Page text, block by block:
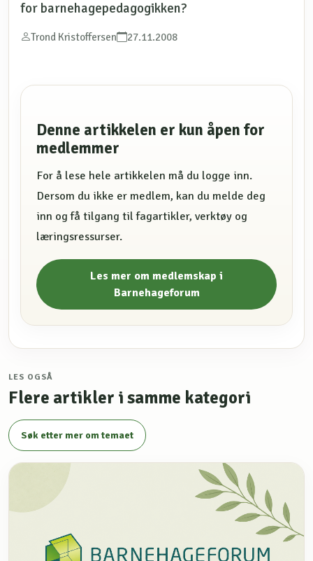
for barnehagepedagogikken?
Trond Kristoffersen 27.11.2008
Denne artikkelen er kun åpen for
medlemmer
For å lese hele artikkelen må du logge inn.
Dersom du ikke er medlem, kan du melde deg
inn og få tilgang til fagartikler, verktøy og
læringsressurser.
Les mer om medlemskap i
Barnehageforum
LES OGSÅ
Flere artikler i samme kategori
Søk etter mer om temaet